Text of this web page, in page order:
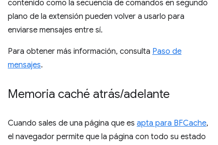
contenido como la secuencia de comandos en segundo
plano de la extensión pueden volver a usarlo para
enviarse mensajes entre sí.
Para obtener más información, consulta Paso de
mensajes.
Memoria caché atrás/adelante
Cuando sales de una página que es apta para BFCache,
el navegador permite que la página con todo su estado